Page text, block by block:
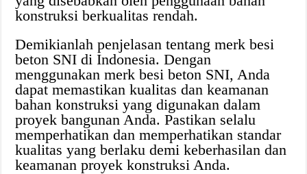
konstruksi berkualitas rendah.
Demikianlah penjelasan tentang merk besi
beton SNI di Indonesia. Dengan
menggunakan merk besi beton SNI, Anda
dapat memastikan kualitas dan keamanan
bahan konstruksi yang digunakan dalam
proyek bangunan Anda. Pastikan selalu
memperhatikan dan memperhatikan standar
kualitas yang berlaku demi keberhasilan dan
keamanan proyek konstruksi Anda.